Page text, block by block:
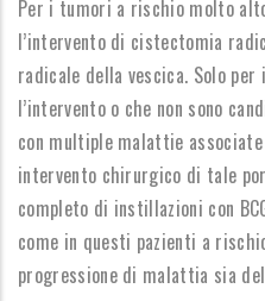
Per i tumori a rischio molto
l’intervento di cistectomia
radicale della vescica. Solo
l’intervento o che non sono
con multiple malattie
intervento chirurgico di tale
completo di instillazioni con
come in questi pazienti a
progressione di malattia sia